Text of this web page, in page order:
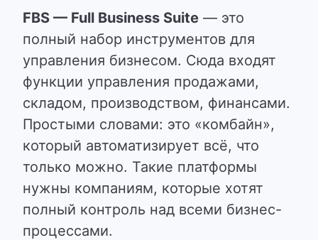
FBS — Full Business Suite — это
полный набор инструментов для
управления бизнесом. Сюда входят
функции управления продажами,
складом, производством, финансами.
Простыми словами: это «комбайн»,
который автоматизирует всё, что
только можно. Такие платформы
нужны компаниям, которые хотят
полный контроль над всеми бизнес-
процессами.